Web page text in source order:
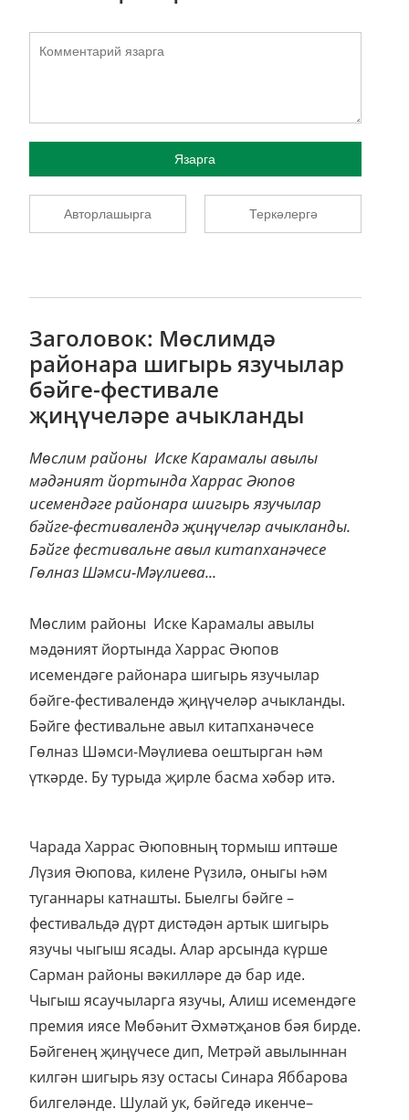
Язарга
Авторлашырга Теркәлергә
Заголовок: Мөслимдә
районара шигырь язучылар
бәйге-фестивале
җиңүчеләре ачыкланды
Мөслим районы Иске Карамалы авылы
мәдәният йортында Харрас Әюпов
исемендәге районара шигырь язучылар
бәйге-фестивалендә җиңүчеләр ачыкланды.
Бәйге фестивальне авыл китапханәчесе
Гөлназ Шәмси-Мәүлиева...
Мөслим районы Иске Карамалы авылы
мәдәният йортында Харрас Әюпов
исемендәге районара шигырь язучылар
бәйге-фестивалендә җиңүчеләр ачыкланды.
Бәйге фестивальне авыл китапханәчесе
Гөлназ Шәмси-Мәүлиева оештырган һәм
үткәрде. Бу турыда җирле басма хәбәр итә.
Чарада Харрас Әюповның тормыш иптәше
Лүзия Әюпова, килене Рүзилә, оныгы һәм
туганнары катнашты. Быелгы бәйге –
фестивальдә дүрт дистәдән артык шигырь
язучы чыгыш ясады. Алар арсында күрше
Сарман районы вәкилләре дә бар иде.
Чыгыш ясаучыларга язучы, Алиш исемендәге
премия иясе Мөбәһит Әхмәтҗанов бәя бирде.
Бәйгенең җиңүчесе дип, Метрәй авылыннан
килгән шигырь язу остасы Синара Яббарова
билгеләнде. Шулай ук, бәйгедә икенче–